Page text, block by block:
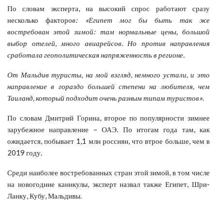
По словам эксперта, на высокий спрос работают сразу
несколько факторов: «Египет мог бы быть так же
востребован этой зимой: там нормальные цены, большой
выбор отелей, много авиарейсов. Но против направления
сработала геополитическая напряженность в регионе.
От Мальдив туристы, на мой взгляд, немного устали, и это
направление в гораздо большей степени на любителя, чем
Таиланд, который подходит очень разным типам туристов».
По словам Дмитрий Горина, второе по популярности зимнее
зарубежное направление – ОАЭ. По итогам года там, как
ожидается, побывает 1,1 млн россиян, что втрое больше, чем в
2019 году.
Среди наиболее востребованных стран этой зимой, в том числе
на новогодние каникулы, эксперт назвал также Египет, Шри-
Ланку, Кубу, Мальдивы.